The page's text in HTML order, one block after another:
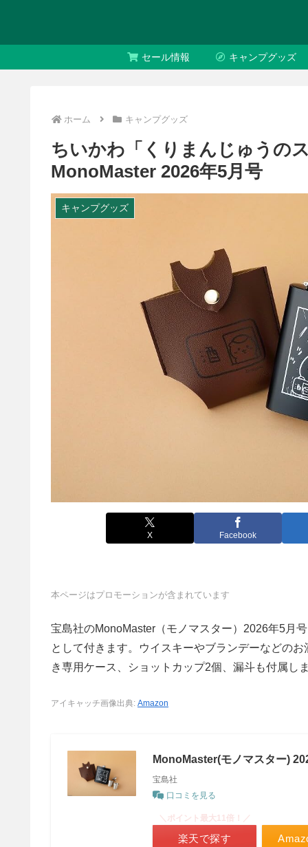
セール情報 キャンプグッズ
ホーム キャンプグッズ
ちいかわ「くりまんじゅうの
MonoMaster 2026年5月号
キャンプグッズ
X Facebook
本ページはプロモーションが含まれています
宝島社のMonoMaster（モノマスター）2026年5月
として付きます。ウイスキーやブランデーなどの
き専用ケース、ショットカップ2個、漏斗も付属し
アイキャッチ画像出典: Amazon
MonoMaster(モノマスター)
宝島社
口コミを見る
＼ポイント最大11倍！／
楽天で探す